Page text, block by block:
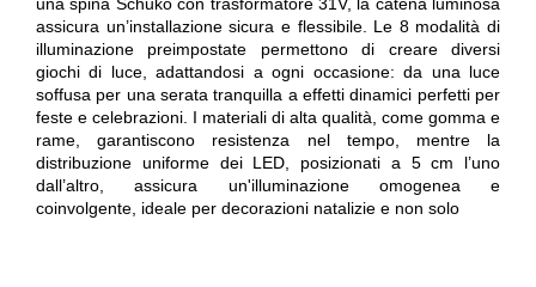
assicura un’installazione sicura e flessibile. Le 8 modalità di
illuminazione preimpostate permettono di creare diversi
giochi di luce, adattandosi a ogni occasione: da una luce
soffusa per una serata tranquilla a effetti dinamici perfetti per
feste e celebrazioni. I materiali di alta qualità, come gomma e
rame, garantiscono resistenza nel tempo, mentre la
distribuzione uniforme dei LED, posizionati a 5 cm l’uno
dall’altro, assicura un'illuminazione omogenea e
coinvolgente, ideale per decorazioni natalizie e non solo